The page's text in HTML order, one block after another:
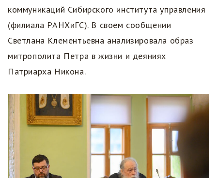
коммуникаций Сибирского института управления
(филиала РАНХиГС). В своем сообщении
Светлана Клементьевна анализировала образ
митрополита Петра в жизни и деяниях
Патриарха Никона.